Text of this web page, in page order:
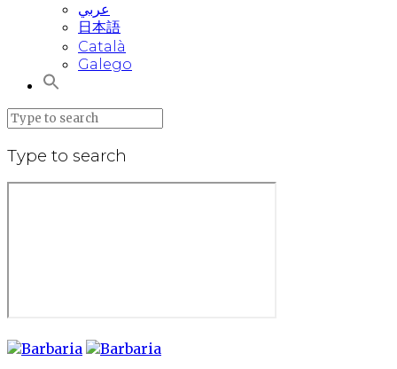
عربي
日本語
Català
Galego
Type to search